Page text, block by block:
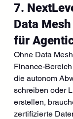
7.
Data
für
Ohne Data
Finance-
die autonom
schreiben oder
erstellen,
zertifizierte